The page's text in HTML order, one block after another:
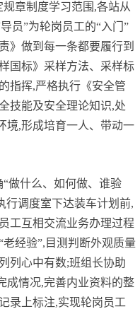
章制度学习范围,各站从
员”为轮岗员工的“入门”
》做到每一条都要履行到
国标》采样方法、采样标
指挥,严格执行《安全管
技能及安全理论知识,处
境,形成培育一人、带动一
做什么、如何做、谁验
行调度室下达装车计划前,
工互相交流业务办理过程
经验”,目测判断外观质量
列心中有数;班组长协助
成情况,完善内业资料的整
录上标注,实现轮岗员工